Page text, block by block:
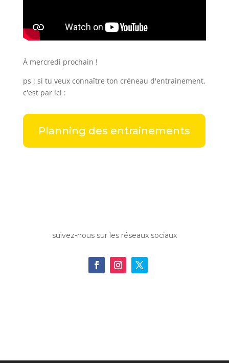
À mercredi prochain !
ps : si tu veux connaître ton créneau d'entrainement,
c'est par ici :
Planning des entrainements
suivez-nous sur les réseaux sociaux